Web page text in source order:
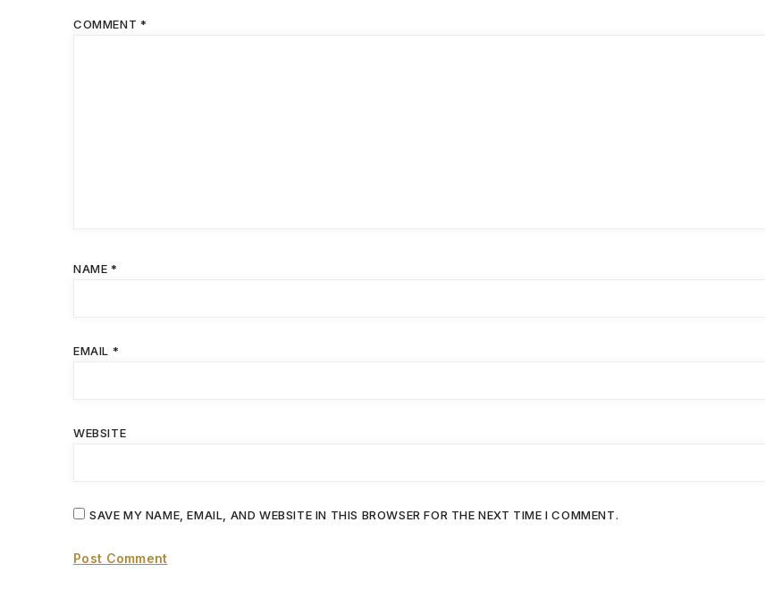
COMMENT *
NAME *
EMAIL *
WEBSITE
SAVE MY NAME, EMAIL, AND WEBSITE IN THIS BROWSER FOR THE NEXT TIME I COMMENT.